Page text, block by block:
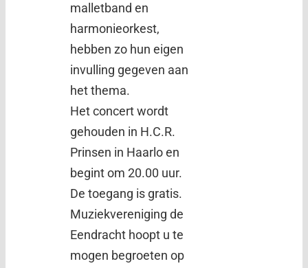
malletband en
harmonieorkest,
hebben zo hun eigen
invulling gegeven aan
het thema.
Het concert wordt
gehouden in H.C.R.
Prinsen in Haarlo en
begint om 20.00 uur.
De toegang is gratis.
Muziekvereniging de
Eendracht hoopt u te
mogen begroeten op